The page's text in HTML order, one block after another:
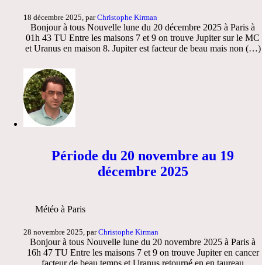
18 décembre 2025, parChristophe Kirman
Bonjour à tous Nouvelle lune du 20 décembre 2025 à Paris à
01h 43 TU Entre les maisons 7 et 9 on trouve Jupiter sur le MC
et Uranus en maison 8. Jupiter est facteur de beau mais non (…)
Période du 20 novembre au 19
décembre 2025
Météo à Paris
28 novembre 2025, parChristophe Kirman
Bonjour à tous Nouvelle lune du 20 novembre 2025 à Paris à
16h 47 TU Entre les maisons 7 et 9 on trouve Jupiter en cancer
facteur de beau temps et Uranus retourné en en taureau